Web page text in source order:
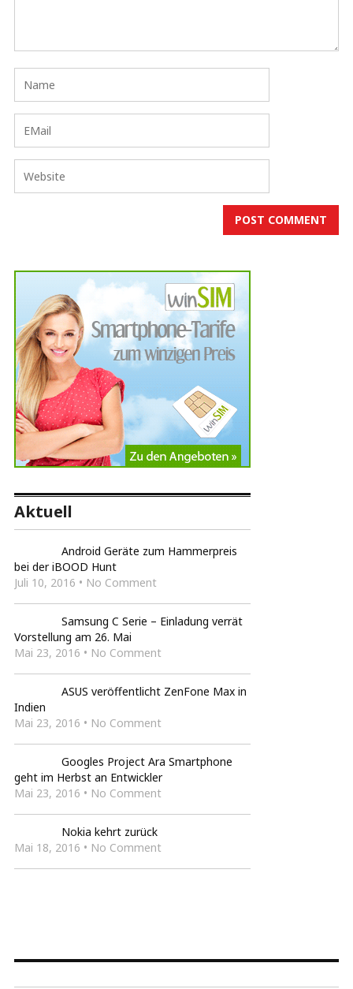
Aktuell
Android Geräte zum Hammerpreis
bei der iBOOD Hunt
Juli 10, 2016 • No Comment
Samsung C Serie – Einladung verrät
Vorstellung am 26. Mai
Mai 23, 2016 • No Comment
ASUS veröffentlicht ZenFone Max in
Indien
Mai 23, 2016 • No Comment
Googles Project Ara Smartphone
geht im Herbst an Entwickler
Mai 23, 2016 • No Comment
Nokia kehrt zurück
Mai 18, 2016 • No Comment